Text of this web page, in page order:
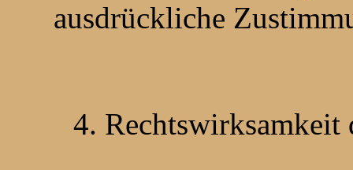
ausdrückliche
4. Rechtswirksamkeit